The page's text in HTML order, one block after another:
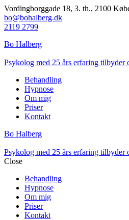
Vordingborggade 18, 3. th., 2100
bo@bohalberg.dk
2119 2799
Bo Halberg
Psykolog med 25 års erfaring tilbyder
Behandling
Hypnose
Om mig
Priser
Kontakt
Bo Halberg
Psykolog med 25 års erfaring tilbyder
Close
Behandling
Hypnose
Om mig
Priser
Kontakt